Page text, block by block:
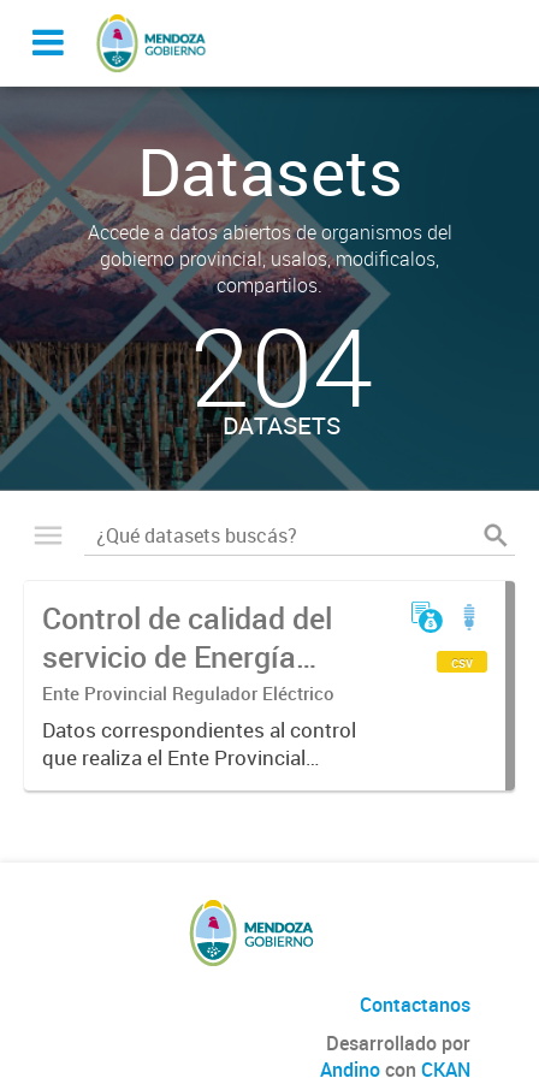
Datasets
Accede a datos abiertos de organismos del
gobierno provincial, usalos, modificalos,
compartilos.
204
DATASETS
Control de calidad del
servicio de Energía
Eléctrica etapa I año
2017
Ente Provincial Regulador Eléctrico
Datos correspondientes al control
que realiza el Ente Provincial
Regulador Eléctrico sobre el
csv
Contactanos
Desarrollado por
Andinocon CKAN